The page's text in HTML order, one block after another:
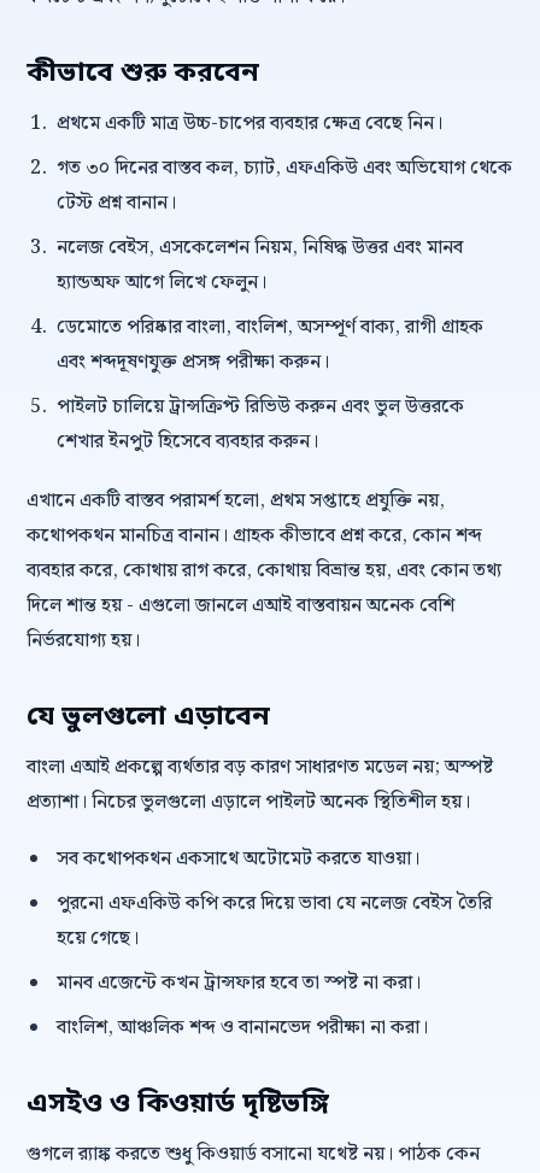
কীভাবে শুরু করবেন
প্রথমে একটি মাত্র উচ্চ-চাপের ব্যবহার ক্ষেত্র বেছে নিন।
গত ৩০ দিনের বাস্তব কল, চ্যাট, এফএকিউ এবং অভিযোগ থেকে
টেস্ট প্রশ্ন বানান।
নলেজ বেইস, এসকেলেশন নিয়ম, নিষিদ্ধ উত্তর এবং মানব
হ্যান্ডঅফ আগে লিখে ফেলুন।
ডেমোতে পরিষ্কার বাংলা, বাংলিশ, অসম্পূর্ণ বাক্য, রাগী গ্রাহক
এবং শব্দদূষণযুক্ত প্রসঙ্গ পরীক্ষা করুন।
পাইলট চালিয়ে ট্রান্সক্রিপ্ট রিভিউ করুন এবং ভুল উত্তরকে
শেখার ইনপুট হিসেবে ব্যবহার করুন।
এখানে একটি বাস্তব পরামর্শ হলো, প্রথম সপ্তাহে প্রযুক্তি নয়,
কথোপকথন মানচিত্র বানান। গ্রাহক কীভাবে প্রশ্ন করে, কোন শব্দ
ব্যবহার করে, কোথায় রাগ করে, কোথায় বিভ্রান্ত হয়, এবং কোন তথ্য
দিলে শান্ত হয় - এগুলো জানলে এআই বাস্তবায়ন অনেক বেশি
নির্ভরযোগ্য হয়।
যে ভুলগুলো এড়াবেন
বাংলা এআই প্রকল্পে ব্যর্থতার বড় কারণ সাধারণত মডেল নয়; অস্পষ্ট
প্রত্যাশা। নিচের ভুলগুলো এড়ালে পাইলট অনেক স্থিতিশীল হয়।
সব কথোপকথন একসাথে অটোমেট করতে যাওয়া।
পুরনো এফএকিউ কপি করে দিয়ে ভাবা যে নলেজ বেইস তৈরি
হয়ে গেছে।
মানব এজেন্টে কখন ট্রান্সফার হবে তা স্পষ্ট না করা।
বাংলিশ, আঞ্চলিক শব্দ ও বানানভেদ পরীক্ষা না করা।
এসইও ও কিওয়ার্ড দৃষ্টিভঙ্গি
গুগলে র‍্যাঙ্ক করতে শুধু কিওয়ার্ড বসানো যথেষ্ট নয়। পাঠক কেন